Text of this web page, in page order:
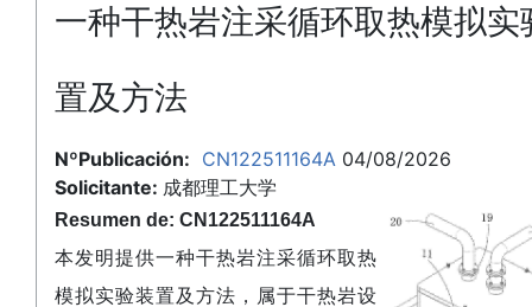
一种干热岩注采循环取热模拟实
置及方法
NºPublicación: CN122511164A 04/08/2026
Solicitante: 成都理工大学
Resumen de: CN122511164A
本发明提供一种干热岩注采循环取热
模拟实验装置及方法，属于干热岩设